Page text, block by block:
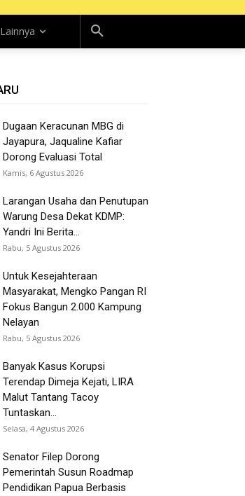
Lainnya
Dugaan Keracunan MBG di
Jayapura, Jaqualine Kafiar
Dorong Evaluasi Total
Kamis, 6 Agustus 2026
Larangan Usaha dan Penutupan
Warung Desa Dekat KDMP:
Yandri Ini Berita...
Rabu, 5 Agustus 2026
Untuk Kesejahteraan
Masyarakat, Mengko Pangan RI
Fokus Bangun 2.000 Kampung
Nelayan
Rabu, 5 Agustus 2026
Banyak Kasus Korupsi
Terendap Dimeja Kejati, LIRA
Malut Tantang Tacoy
Tuntaskan...
Selasa, 4 Agustus 2026
Senator Filep Dorong
Pemerintah Susun Roadmap
Pendidikan Papua Berbasis